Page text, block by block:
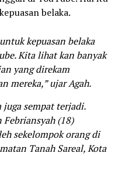
belaka.
kepuasan belaka
Kita lihat kan banyak
yang direkam
mereka,” ujar Agah.
juga sempat terjadi.
Febriansyah (18)
sekelompok orang di
Tanah Sareal, Kota